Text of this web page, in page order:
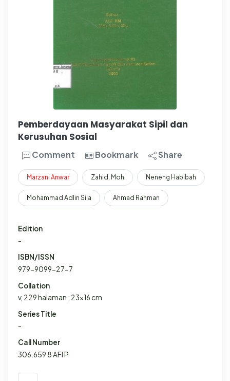
Pemberdayaan Masyarakat Sipil dan
Kerusuhan Sosial
Comment Bookmark Share
Marzani Anwar Zahid, Moh Neneng Habibah
Mohammad Adlin Sila Ahmad Rahman
Edition
-
ISBN/ISSN
979-9099-27-7
Collation
v, 229 halaman ; 23x16 cm
Series Title
-
Call Number
306.659 8 AFI P